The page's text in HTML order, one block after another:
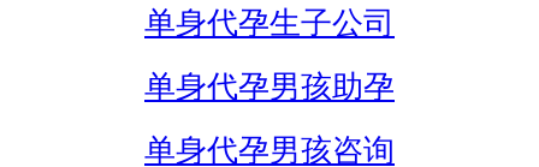
单身代孕生子公司
单身代孕男孩助孕
单身代孕男孩咨询